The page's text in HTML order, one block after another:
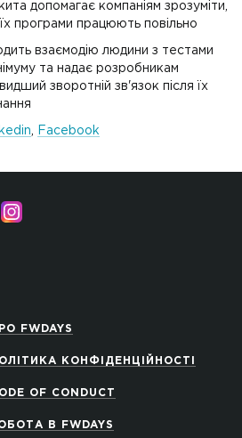
допомагає компаніям зрозуміти,
програми працюють повільно
взаємодію людини з тестами
та надає розробникам
зворотній зв'язок після їх
Facebook
FWDAYS
КОНФІДЕНЦІЙНОСТІ
OF CONDUCT
В FWDAYS